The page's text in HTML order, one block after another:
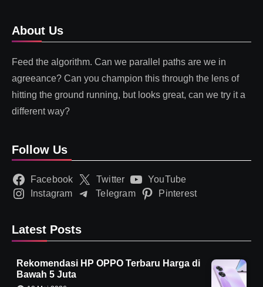
About Us
Feed the algorithm. Can we parallel paths are we in
agreeance? Can you champion this through the lens of
hitting the ground running, but looks great, can we try it a
different way?
Follow Us
Facebook Twitter
YouTube
Instagram
Telegram Pinterest
Latest Posts
Rekomendasi HP OPPO Terbaru Harga di
Bawah 5 Juta